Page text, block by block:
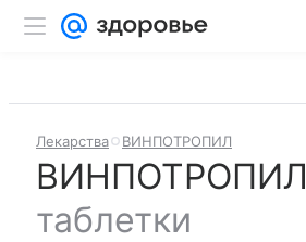
Лекарства ВИНПОТРОПИЛ
ВИНПОТРОПИЛ
таблетки